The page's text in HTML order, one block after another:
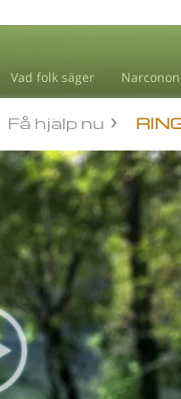
Vad folk säger
Få hjälp nu